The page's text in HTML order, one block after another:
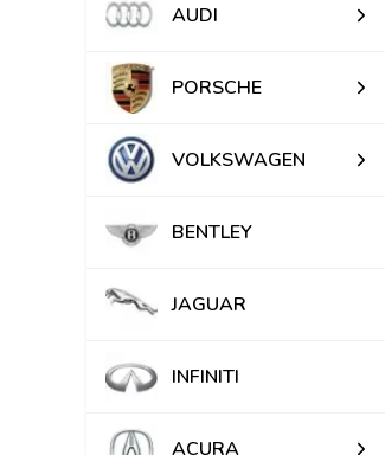
AUDI
PORSCHE
VOLKSWAGEN
BENTLEY
JAGUAR
INFINITI
ACURA